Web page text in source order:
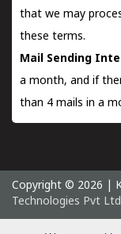
that we may
these terms.
Mail Sending
a month, and if
than 4 mails in a
Copyright © 2026 |
Technologies Pvt Ltd